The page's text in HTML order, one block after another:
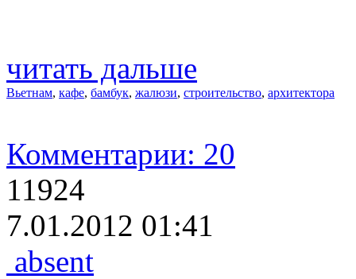
читать дальше
Вьетнам, кафе, бамбук, жалюзи, строительство, архитектора
Комментарии: 20
11924
7.01.2012 01:41
absent